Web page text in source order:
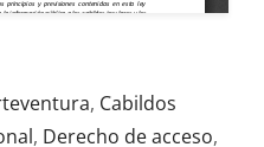
, Cabildos
, Derecho de acceso,